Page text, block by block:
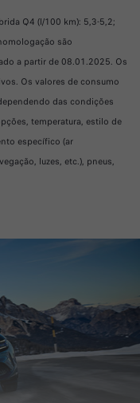
Q4 (l/100 km): 5,3-5,2;
são
a partir de 08.01.2025. Os
Os valores de consumo
das condições
temperatura, estilo de
específico (ar
luzes, etc.), pneus,